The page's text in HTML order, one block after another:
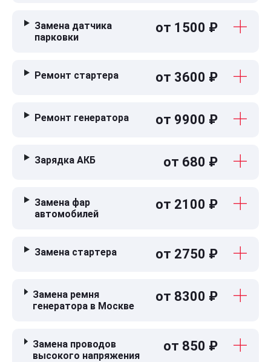
Замена датчика
парковки
от 1500 ₽
Ремонт стартера от 3600 ₽
Ремонт генератора от 9900 ₽
Зарядка АКБ от 680 ₽
Замена фар
автомобилей
от 2100 ₽
Замена стартера от 2750 ₽
Замена ремня
генератора в Москве
от 8300 ₽
Замена проводов
высокого напряжения
от 850 ₽